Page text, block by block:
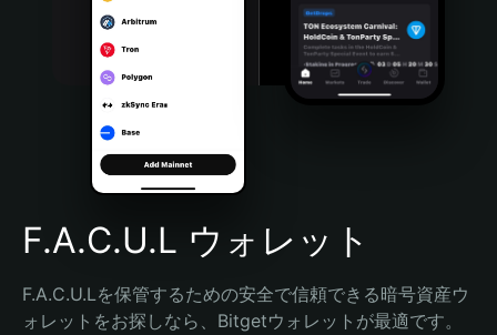
Bahasa Indonesia
Português (Brasil)
Español (Argentina)
F.A.C.U.L ウォレット
F.A.C.U.Lを保管するための安全で信頼できる暗号資産ウ
ォレットをお探しなら、Bitgetウォレットが最適です。